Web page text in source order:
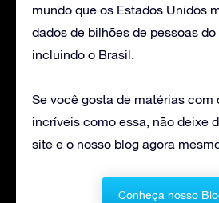
mundo que os Estados Unidos
dados de bilhões de pessoas
incluindo o Brasil.
Se você gosta de matérias com
incríveis como essa, não deixe
site e o nosso blog agora
Conheça nosso